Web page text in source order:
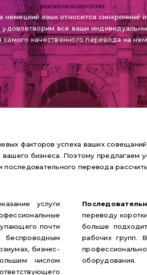
немецкий язык относится синхронный
все ваши
самого качественного перевода на
факторов успеха ваших
бизнеса. Поэтому предлагаем
последовательного перевода
услуги
почти
бизнес-
числом
переводу
больше
рабочих групп.
оборудования.